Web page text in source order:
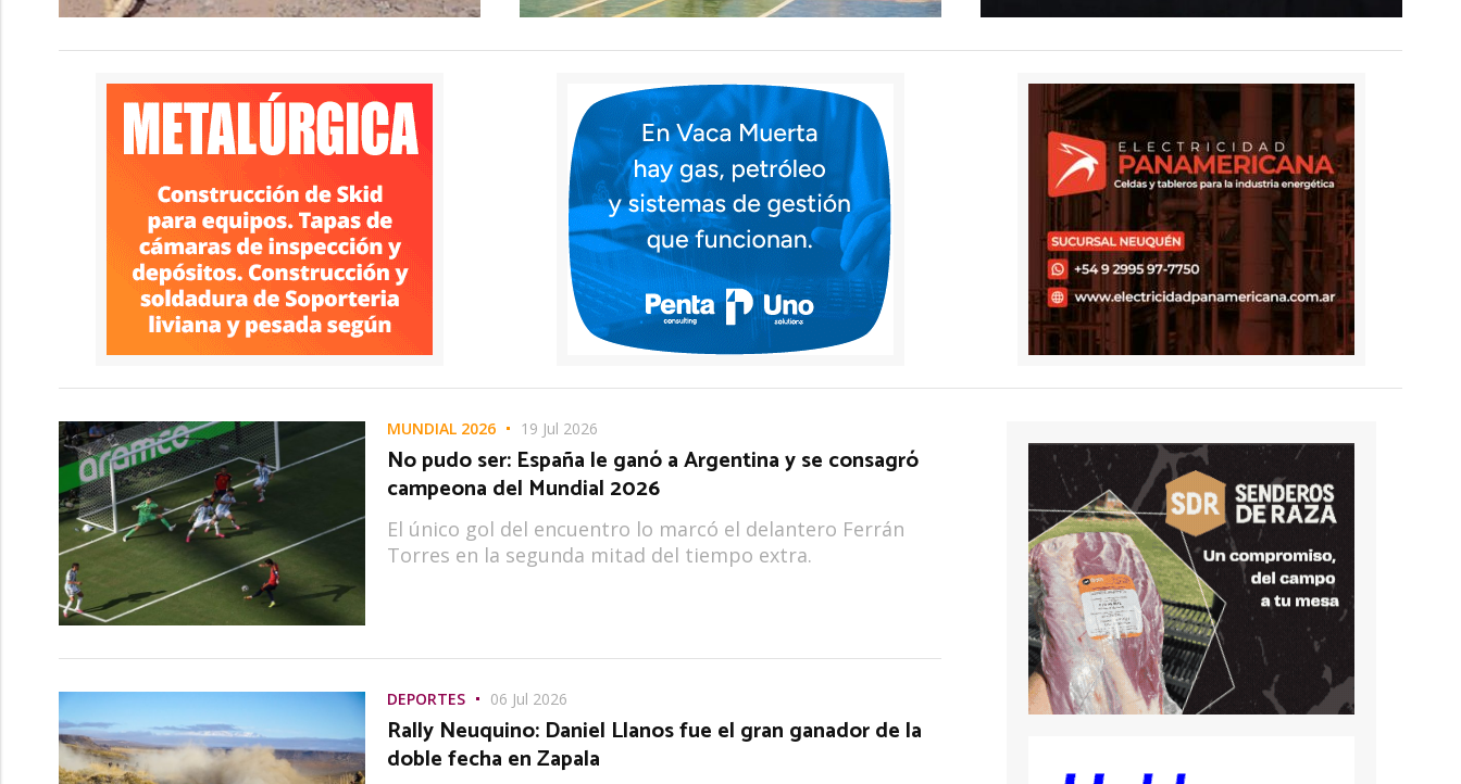
MUNDIAL 2026 19 Jul 2026
No pudo ser: España le ganó a Argentina y se consagró
campeona del Mundial 2026
El único gol del encuentro lo marcó el delantero Ferrán
Torres en la segunda mitad del tiempo extra.
DEPORTES 06 Jul 2026
Rally Neuquino: Daniel Llanos fue el gran ganador de la
doble fecha en Zapala